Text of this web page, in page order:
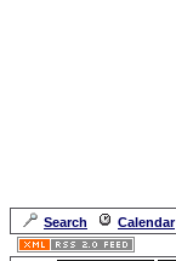
Search Calendar